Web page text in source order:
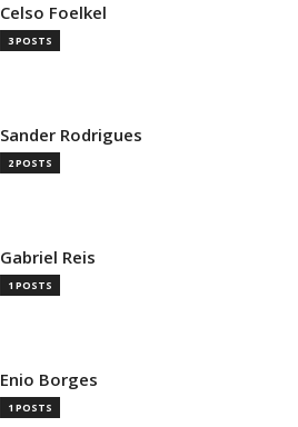
Celso Foelkel
3 POSTS
Sander Rodrigues
2 POSTS
Gabriel Reis
1 POSTS
Enio Borges
1 POSTS